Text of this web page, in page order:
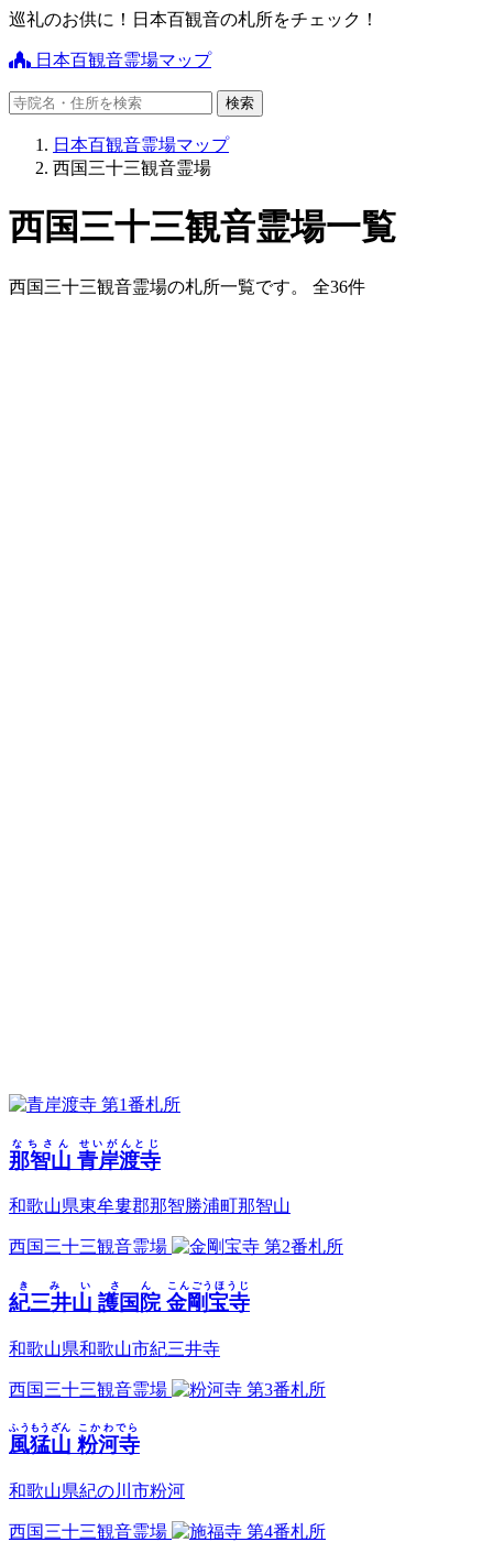
巡礼のお供に！日本百観音の札所をチェック！
日本百観音霊場マップ
日本百観音霊場マップ
西国三十三観音霊場
西国三十三観音霊場一覧
西国三十三観音霊場の札所一覧です。 全36件
第1番札所
那智山
なちさん
青岸渡寺
せいがんとじ
和歌山県東牟婁郡那智勝浦町那智山
西国三十三観音霊場 第2番札所
紀三井山 護国院
きみいさん
金剛宝寺
こんごうほうじ
和歌山県和歌山市紀三井寺
西国三十三観音霊場 第3番札所
風猛山
ふうもうざん
粉河寺
こかわでら
和歌山県紀の川市粉河
西国三十三観音霊場 第4番札所